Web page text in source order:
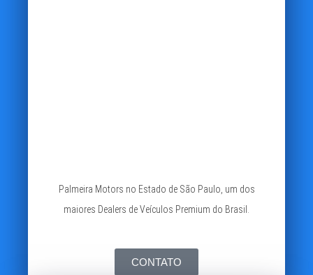
Palmeira Motors no Estado de São Paulo, um dos
maiores Dealers de Veículos Premium do Brasil.
CONTATO